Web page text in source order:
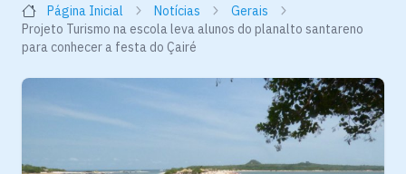
Página Inicial Notícias
Gerais
Projeto Turismo na escola leva alunos do planalto santareno
para conhecer a festa do Çairé